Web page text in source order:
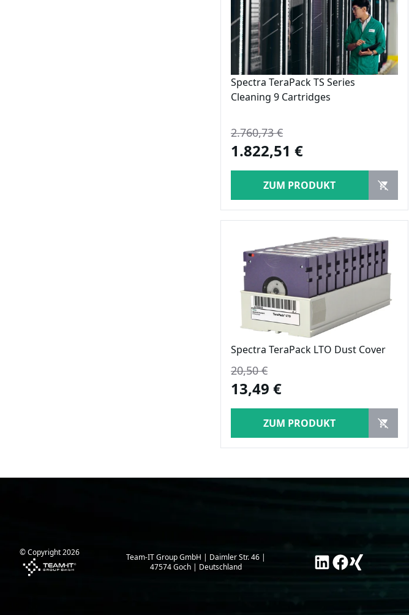
Spectra TeraPack TS Series
Cleaning 9 Cartridges
2.760,73 €
1.822,51 €
ZUM PRODUKT
Spectra TeraPack LTO Dust Cover
20,50 €
13,49 €
ZUM PRODUKT
© Copyright2026
Team-IT Group GmbH | Daimler Str. 46 |
47574 Goch | Deutschland